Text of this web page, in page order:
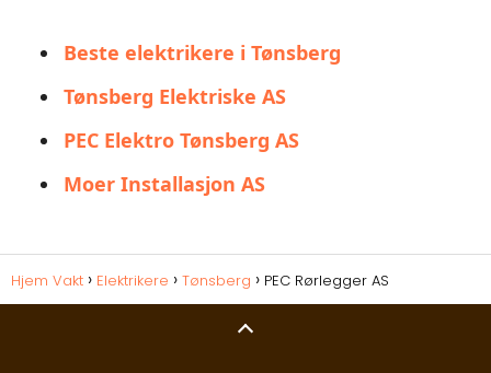
Beste elektrikere i Tønsberg
Tønsberg Elektriske AS
PEC Elektro Tønsberg AS
Moer Installasjon AS
Hjem Vakt Elektrikere Tønsberg PEC Rørlegger AS